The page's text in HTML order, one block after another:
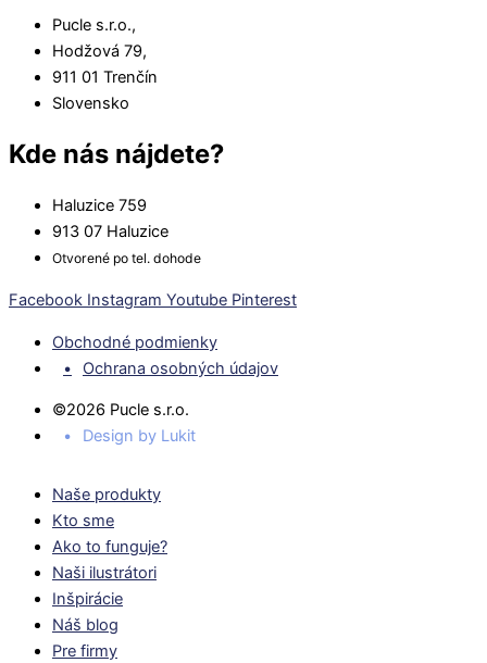
Pucle s.r.o.,
Hodžová 79,
911 01 Trenčín
Slovensko
Kde nás nájdete?
Haluzice 759
913 07 Haluzice
Otvorené po tel. dohode
Facebook Instagram Youtube Pinterest
Obchodné podmienky
Ochrana osobných údajov
©2026 Pucle s.r.o.
Design by Lukit
Naše produkty
Kto sme
Ako to funguje?
Naši ilustrátori
Inšpirácie
Náš blog
Pre firmy